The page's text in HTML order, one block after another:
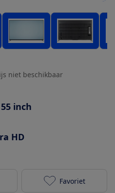
niet beschikbaar
55 inch
HD
Sony XR-
Favoriet